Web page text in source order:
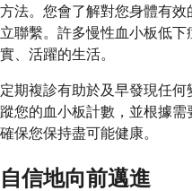
方法。您會了解對您身體有
立聯繫。許多慢性血小板低
實、活躍的生活。
定期複診有助於及早發現任
蹤您的血小板計數，並根據
確保您保持盡可能健康。
自信地向前邁進